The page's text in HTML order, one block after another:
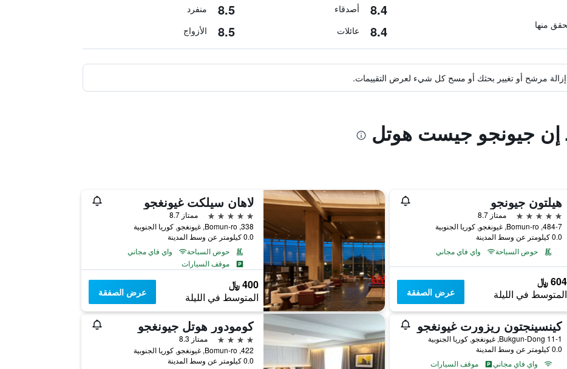
8.4 أصدقاء 8.5 منفرد
8.4 عائلات 8.5 الأزواج
إزالة مرشح أو تغيير بحثك أو مسح كل شيء لعرض التقييمات.
إن جيونجو جيست هوتل
هيلتون جيونجو
5 نجوم
ممتاز 8.7
484-7, Bomun-ro, غيونغجو, كوريا الجنوبية
0.0 كيلومتر عن وسط المدينة
حوض السباحة
واي فاي مجاني
604 ﷼
المتوسط في الليلة عرض الصفقة
لاهان سيلكت غيونغجو
5 نجوم
ممتاز 8.7
338, Bomun-ro, غيونغجو, كوريا الجنوبية
0.0 كيلومتر عن وسط المدينة
حوض السباحة
واي فاي مجاني
موقف السيارات
400 ﷼
المتوسط في الليلة عرض الصفقة
كينسينجتون ريزورت غيونغجو
11-1 Bukgun-Dong, غيونغجو, كوريا الجنوبية
0.0 كيلومتر عن وسط المدينة
واي فاي مجاني
موقف السيارات
كومودور هوتل جيونغجو
4 نجوم
ممتاز 8.3
422, Bomun-ro, غيونغجو, كوريا الجنوبية
0.0 كيلومتر عن وسط المدينة